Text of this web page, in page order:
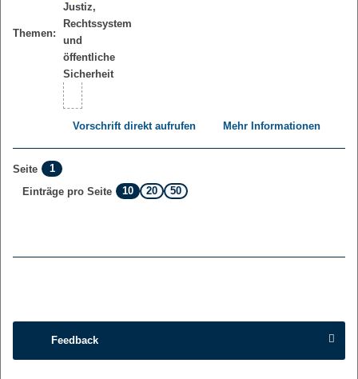
Themen:
Vorschrift direkt aufrufen Mehr Informationen
Seite
1
Einträge pro Seite
10 20 50
Feedback